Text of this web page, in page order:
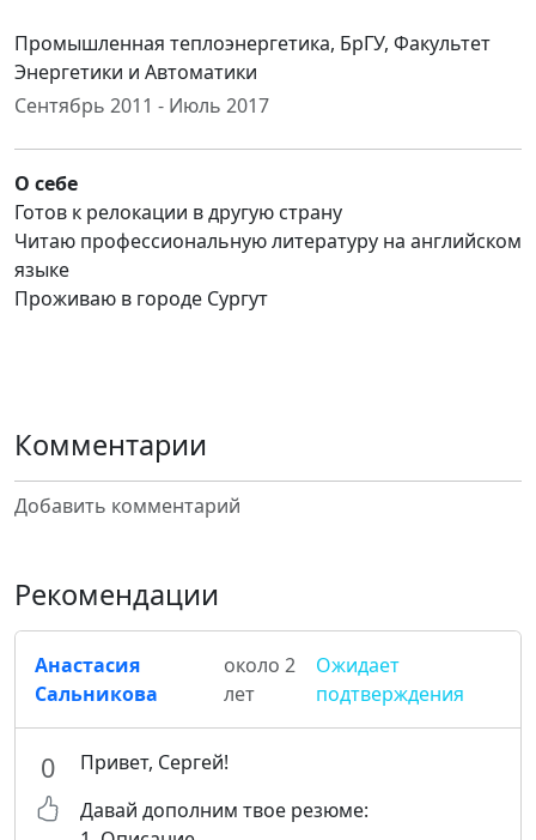
Промышленная теплоэнергетика, БрГУ, Факультет
Энергетики и Автоматики
Сентябрь 2011 - Июль 2017
О себе
Готов к релокации в другую страну
Читаю профессиональную литературу на английском
языке
Проживаю в городе Сургут
Комментарии
Добавить комментарий
Рекомендации
Анастасия
Сальникова
около 2
лет
Ожидает
подтверждения
0
Привет, Сергей!
Давай дополним твое резюме: